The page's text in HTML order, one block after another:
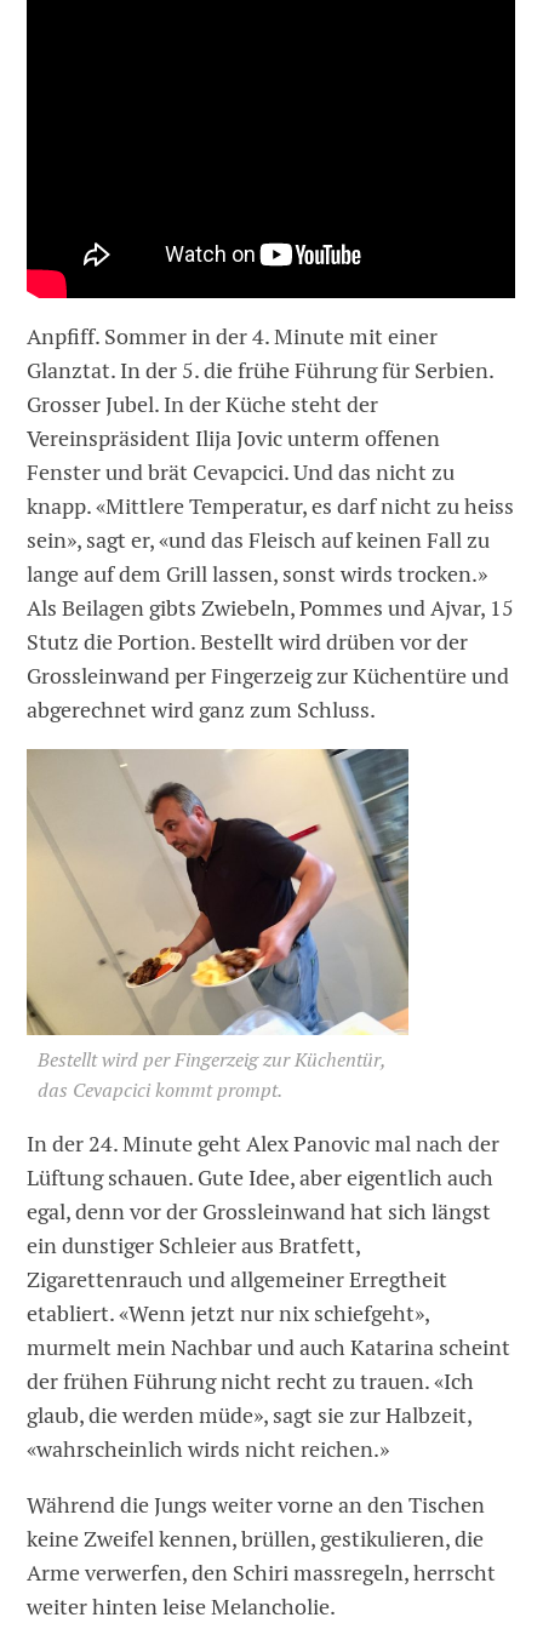
Anpfiff. Sommer in der 4. Minute mit einer
Glanztat. In der 5. die frühe Führung für Serbien.
Grosser Jubel. In der Küche steht der
Vereinspräsident Ilija Jovic unterm offenen
Fenster und brät Cevapcici. Und das nicht zu
knapp. «Mittlere Temperatur, es darf nicht zu heiss
sein», sagt er, «und das Fleisch auf keinen Fall zu
lange auf dem Grill lassen, sonst wirds trocken.»
Als Beilagen gibts Zwiebeln, Pommes und Ajvar, 15
Stutz die Portion. Bestellt wird drüben vor der
Grossleinwand per Fingerzeig zur Küchentüre und
abgerechnet wird ganz zum Schluss.
Bestellt wird per Fingerzeig zur Küchentür,
das Cevapcici kommt prompt.
In der 24. Minute geht Alex Panovic mal nach der
Lüftung schauen. Gute Idee, aber eigentlich auch
egal, denn vor der Grossleinwand hat sich längst
ein dunstiger Schleier aus Bratfett,
Zigarettenrauch und allgemeiner Erregtheit
etabliert. «Wenn jetzt nur nix schiefgeht»,
murmelt mein Nachbar und auch Katarina scheint
der frühen Führung nicht recht zu trauen. «Ich
glaub, die werden müde», sagt sie zur Halbzeit,
«wahrscheinlich wirds nicht reichen.»
Während die Jungs weiter vorne an den Tischen
keine Zweifel kennen, brüllen, gestikulieren, die
Arme verwerfen, den Schiri massregeln, herrscht
weiter hinten leise Melancholie.